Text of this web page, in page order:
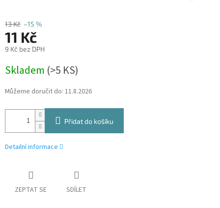
13 Kč –15 %
11 Kč
9 Kč bez DPH
cena:
Skladem (>5 KS)
Můžeme doručit do: 11.8.2026
Přidat do košíku
Detailní informace
ZEPTAT SE SDÍLET